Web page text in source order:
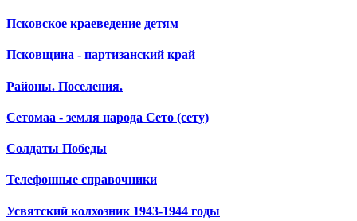
Псковское краеведение детям
Псковщина - партизанский край
Районы. Поселения.
Сетомаа - земля народа Сето (сету)
Солдаты Победы
Телефонные справочники
Усвятский колхозник 1943-1944 годы